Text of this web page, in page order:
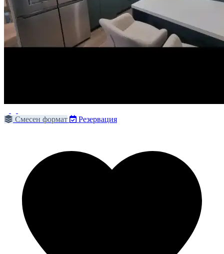
Смесен формат Резервация